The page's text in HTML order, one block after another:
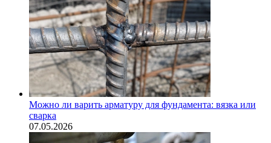
Можно ли варить арматуру для фундамента: вязка или
сварка
07.05.2026